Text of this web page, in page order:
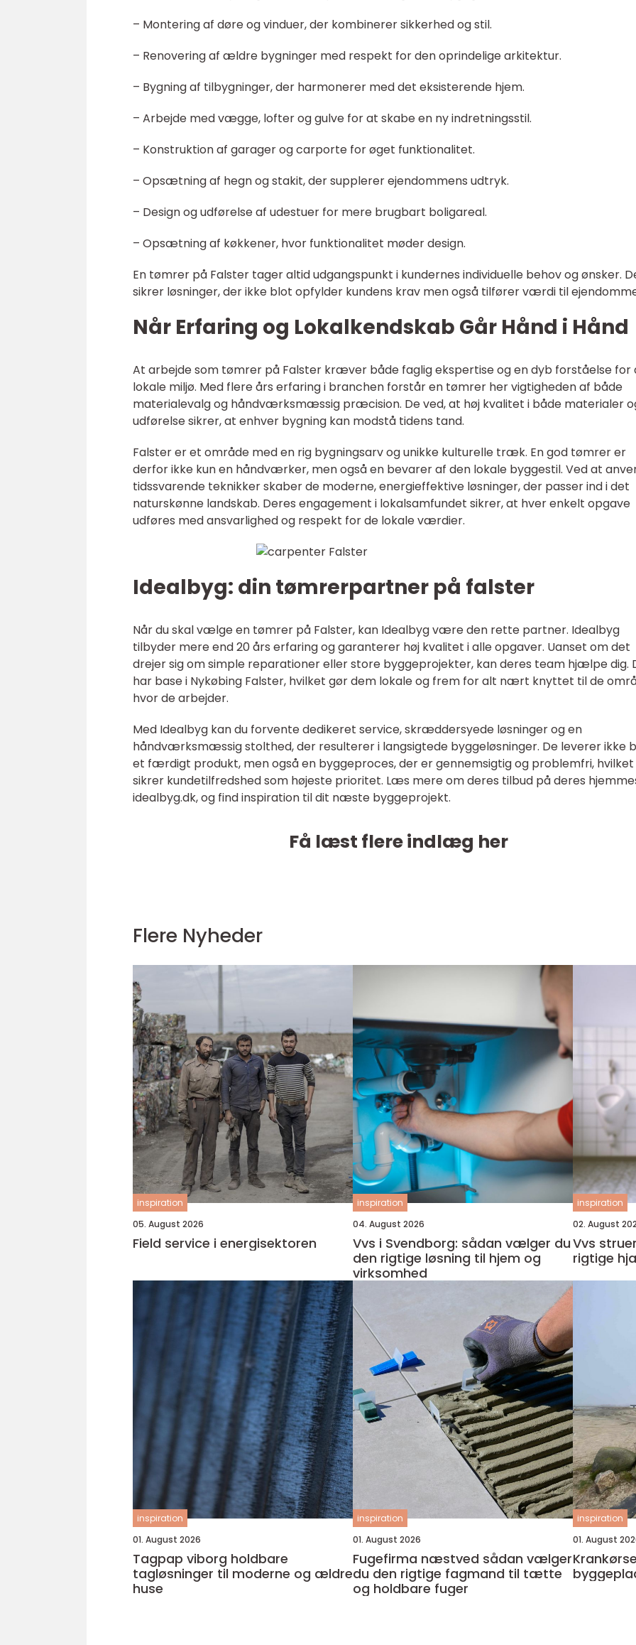
– Montering af døre og vinduer, der kombinerer sikkerhed og stil.
– Renovering af ældre bygninger med respekt for den oprindelige arkitektur.
– Bygning af tilbygninger, der harmonerer med det eksisterende hjem.
– Arbejde med vægge, lofter og gulve for at skabe en ny indretningsstil.
– Konstruktion af garager og carporte for øget funktionalitet.
– Opsætning af hegn og stakit, der supplerer ejendommens udtryk.
– Design og udførelse af udestuer for mere brugbart boligareal.
– Opsætning af køkkener, hvor funktionalitet møder design.
En tømrer på Falster tager altid udgangspunkt i kundernes individuelle behov og ønsker.
sikrer løsninger, der ikke blot opfylder kundens krav men også tilfører værdi til
Når Erfaring og Lokalkendskab Går Hånd i Hånd
At arbejde som tømrer på Falster kræver både faglig ekspertise og en dyb forståelse for
lokale miljø. Med flere års erfaring i branchen forstår en tømrer her vigtigheden af både
materialevalg og håndværksmæssig præcision. De ved, at høj kvalitet i både materialer
udførelse sikrer, at enhver bygning kan modstå tidens tand.
Falster er et område med en rig bygningsarv og unikke kulturelle træk. En god tømrer er
derfor ikke kun en håndværker, men også en bevarer af den lokale byggestil. Ved at
tidssvarende teknikker skaber de moderne, energieffektive løsninger, der passer ind i det
naturskønne landskab. Deres engagement i lokalsamfundet sikrer, at hver enkelt opgave
udføres med ansvarlighed og respekt for de lokale værdier.
Idealbyg: din tømrerpartner på falster
Når du skal vælge en tømrer på Falster, kan Idealbyg være den rette partner. Idealbyg
tilbyder mere end 20 års erfaring og garanterer høj kvalitet i alle opgaver. Uanset om det
drejer sig om simple reparationer eller store byggeprojekter, kan deres team hjælpe dig.
har base i Nykøbing Falster, hvilket gør dem lokale og frem for alt nært knyttet til de
hvor de arbejder.
Med Idealbyg kan du forvente dedikeret service, skræddersyede løsninger og en
håndværksmæssig stolthed, der resulterer i langsigtede byggeløsninger. De leverer ikke
et færdigt produkt, men også en byggeproces, der er gennemsigtig og problemfri, hvilket
sikrer kundetilfredshed som højeste prioritet. Læs mere om deres tilbud på deres
idealbyg.dk, og find inspiration til dit næste byggeprojekt.
Få læst flere indlæg her
Flere Nyheder
inspiration
05. August 2026
Field service i energisektoren
inspiration
04. August 2026
Vvs i Svendborg: sådan vælger du
den rigtige løsning til hjem og
virksomhed
inspiration
02. August
Vvs struer sådan vælger du den
rigtige
inspiration
01. August 2026
Tagpap viborg holdbare
tagløsninger til moderne og ældre
huse
inspiration
01. August 2026
Fugefirma næstved sådan vælger
du den rigtige fagmand til tætte
og holdbare fuger
inspiration
01. August
Krankørsel